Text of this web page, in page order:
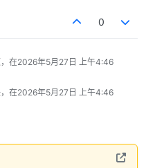
0
在2026年5月27日 上午4:46
在2026年5月27日 上午4:46